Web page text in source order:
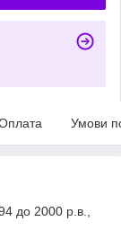
Умови
до 2000 р.в.,